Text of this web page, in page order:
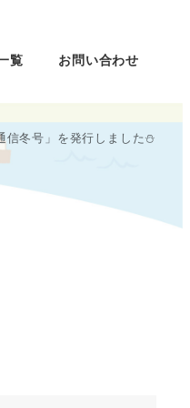
覧 お問い合わせ
冬号」を発行しました⛄